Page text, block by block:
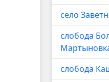
село
слобода
слобода